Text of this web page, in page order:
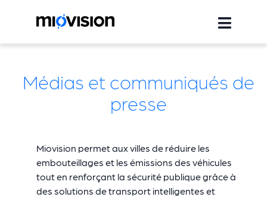
Médias et communiqués de
presse
Miovision permet aux villes de réduire les
embouteillages et les émissions des véhicules
tout en renforçant la sécurité publique grâce à
des solutions de transport intelligentes et